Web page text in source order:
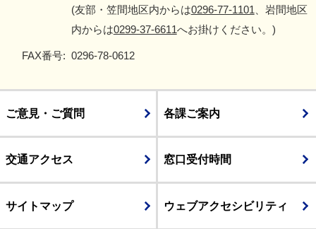
(友部・笠間地区内からは0296-77-1101 、岩間地区
内からは0299-37-6611へお掛けください。)
FAX番号: 0296-78-0612
ご意見・ご質問 各課ご案内
交通アクセス 窓口受付時間
サイトマップ ウェブアクセシビリティ